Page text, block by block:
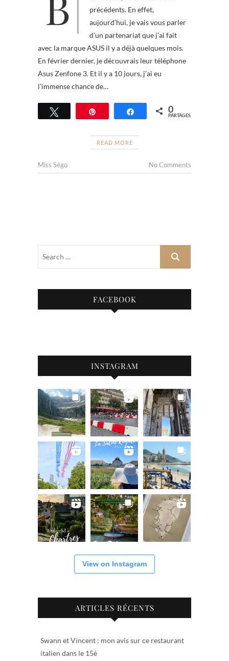
précédents. En effet,
aujourd’hui, je vais vous parler
d’un partenariat que j’ai fait
avec la marque ASUS il y a déjà quelques mois.
En février dernier, je découvrais leur téléphone
Asus Zenfone 3. Et il y a 10 jours, j’ai eu
l’immense chance de…
Tweetez Partagez0
PARTAGES
READ MORE
Miss Ségo No Comments
FACEBOOK
INSTAGRAM
View on Instagram
ARTICLES RÉCENTS
Swann et Vincent : mon avis sur ce restaurant
italien dans le 15è